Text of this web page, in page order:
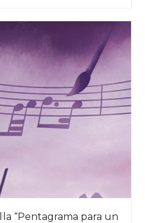
“Pentagrama para un